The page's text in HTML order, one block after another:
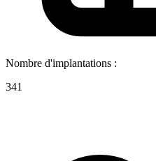
Nombre d'implantations :
341